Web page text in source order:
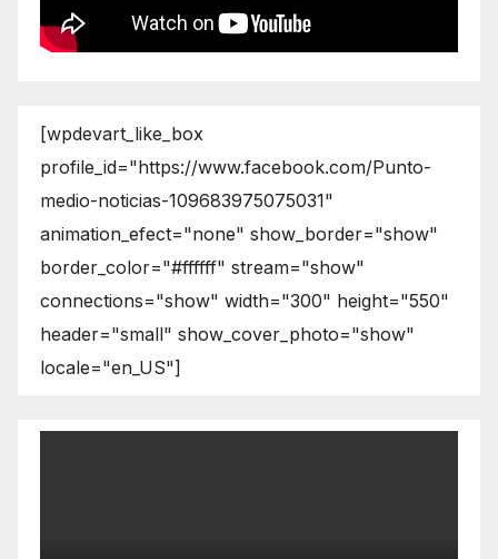
[wpdevart_like_box
profile_id="https://www.facebook.com/Punto-
medio-noticias-109683975075031"
animation_efect="none" show_border="show"
border_color="#ffffff" stream="show"
connections="show" width="300" height="550"
header="small" show_cover_photo="show"
locale="en_US"]